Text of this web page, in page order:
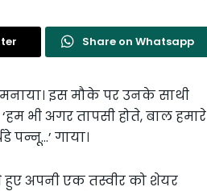
Share on Whatsapp
मनाया। इस मौके पर उनके साथी
भी अगर तापसी होते, बाल हमारे
पन्नू…’ गाया।
अपनी एक तस्वीर को शेयर